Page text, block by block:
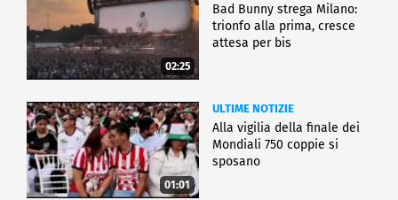
02:25
Bad Bunny strega Milano:
trionfo alla prima, cresce
attesa per bis
01:01
ULTIME NOTIZIE
Alla vigilia della finale dei
Mondiali 750 coppie si
sposano